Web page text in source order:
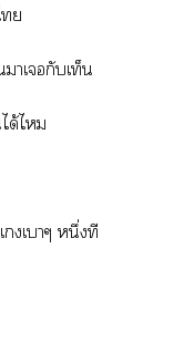
าเกับเท็น
ด้ไ
เาๆ หนึ่งที